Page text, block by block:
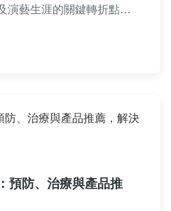
演藝生涯的關鍵轉折點，
預防、治療與產品推